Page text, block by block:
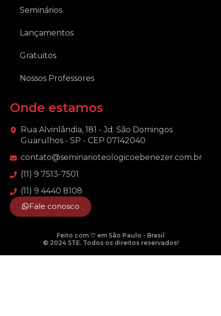
Seminários
Lançamentos
Gratuitos
Nossos Professores
Onde estamos
Rua Alvinlândia, 181 - Jd. São Domingos
Guarulhos - SP - CEP 07142040
contato@seminarioteologicoebenezer.com.br
(11) 9 7513-7501
(11) 9 4440 8108
Fale conosco
Feito com ♡ em São Paulo - Brasil
© 2024 STE. Todos os direitos reservados!